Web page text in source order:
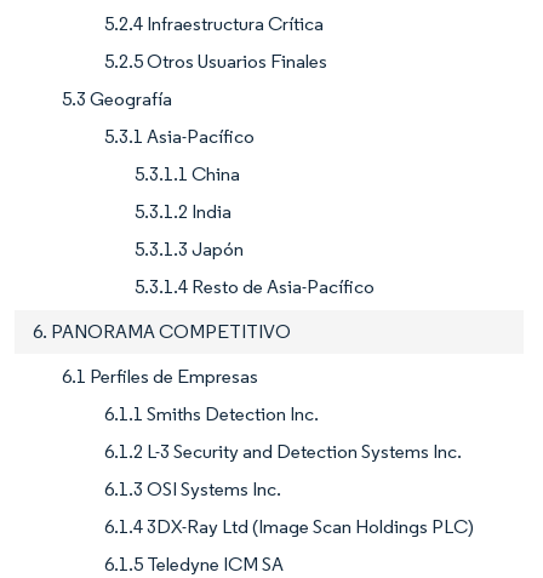
5.2.4 Infraestructura Crítica
5.2.5 Otros Usuarios Finales
5.3 Geografía
5.3.1 Asia-Pacífico
5.3.1.1 China
5.3.1.2 India
5.3.1.3 Japón
5.3.1.4 Resto de Asia-Pacífico
6. PANORAMA COMPETITIVO
6.1 Perfiles de Empresas
6.1.1 Smiths Detection Inc.
6.1.2 L-3 Security and Detection Systems Inc.
6.1.3 OSI Systems Inc.
6.1.4 3DX-Ray Ltd (Image Scan Holdings PLC)
6.1.5 Teledyne ICM SA